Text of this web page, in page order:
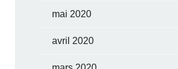
mai 2020
avril 2020